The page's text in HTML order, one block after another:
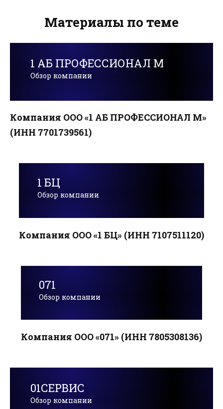
Материалы по теме
1 АБ ПРОФЕССИОНАЛ М
Обзор компании
Компания ООО «1 АБ ПРОФЕССИОНАЛ М»
(ИНН 7701739561)
1 БЦ
Обзор компании
Компания ООО «1 БЦ» (ИНН 7107511120)
071
Обзор компании
Компания ООО «071» (ИНН 7805308136)
01СЕРВИС
Обзор компании